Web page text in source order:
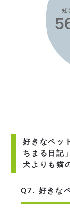
好きなペッ
ちまる日記
犬よりも猫
Q7. 好きな